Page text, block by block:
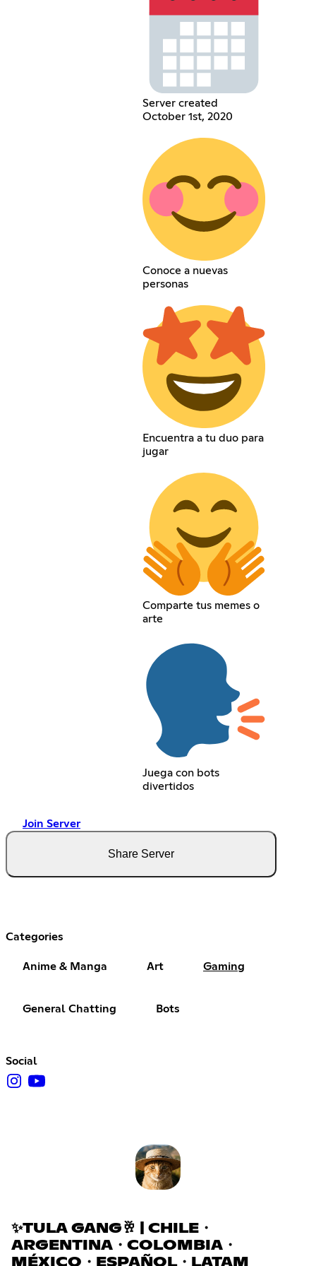
Server created
October 1st, 2020
Conoce a nuevas
personas
Encuentra a tu duo para
jugar
Comparte tus memes o
arte
Juega con bots
divertidos
Join Server
Share Server
Categories
Anime & Manga Art Gaming
General Chatting Bots
Social
✨TULA GANG🥂 | CHILE・
ARGENTINA・COLOMBIA・
MÉXICO・ESPAÑOL・LATAM